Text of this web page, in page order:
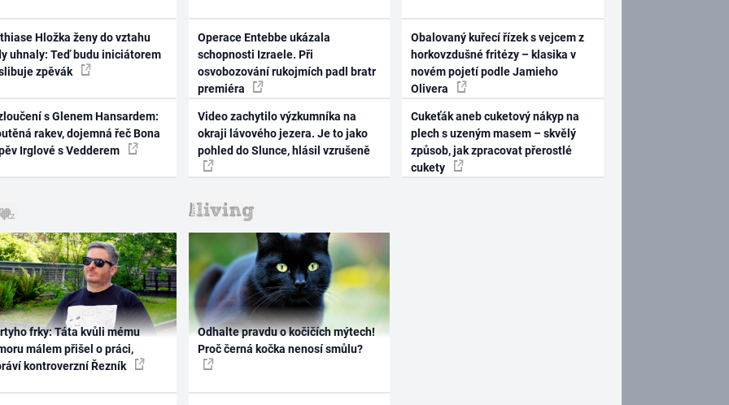
Hložka ženy do vztahu
uhnaly: Teď budu iniciátorem
zpěvák
s Glenem Hansardem:
rakev, dojemná řeč Bona
Irglové s Vedderem
Operace Entebbe ukázala
schopnosti Izraele. Při
osvobozování rukojmích padl bratr
premiéra
Video zachytilo výzkumníka na
okraji lávového jezera. Je to jako
pohled do Slunce, hlásil vzrušeně
Obalovaný kuřecí řízek s vejcem z
horkovzdušné fritézy – klasika v
novém pojetí podle Jamieho
Olivera
Cukeťák aneb cuketový nákyp na
plech s uzeným masem – skvělý
způsob, jak zpracovat přerostlé
cukety
frky: Táta kvůli mému
málem přišel o práci,
kontroverzní Řezník
Odhalte pravdu o kočičích mýtech!
Proč černá kočka nenosí smůlu?